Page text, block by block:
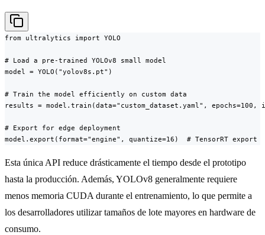
from ultralytics import YOLO
# Load a pre-trained YOLOv8 small model
model = YOLO("yolov8s.pt")
# Train the model efficiently on custom data
results = model.train(data="custom_dataset.yaml", epochs=100,
# Export for edge deployment
model.export(format="engine", quantize=16)  # TensorRT export
Esta única API reduce drásticamente el tiempo desde el prototipo
hasta la producción. Además, YOLOv8 generalmente requiere
menos memoria CUDA durante el entrenamiento, lo que permite a
los desarrolladores utilizar tamaños de lote mayores en hardware de
consumo.